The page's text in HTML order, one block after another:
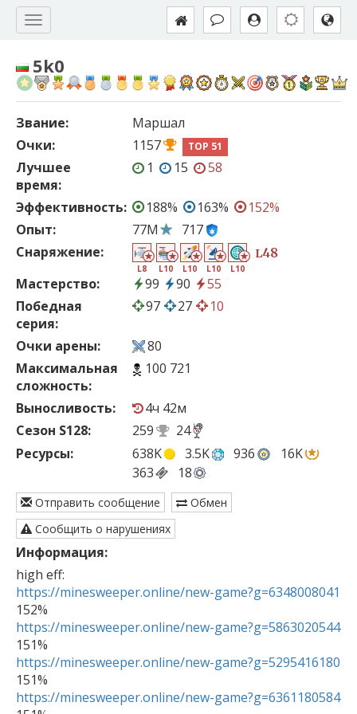
5k0
Звание:
Маршал
Очки:
1157 TOP 51
Лучшее
время:
1 15 58
Эффективность: 188% 163%
152%
Опыт:
77M
717
Снаряжение:
L8 L10 L10 L10 L10
L48
Мастерство: 99 90
55
Победная
серия:
97 27 10
Очки арены:
80
Максимальная
сложность:
100 721
Выносливость:
4ч 42м
Сезон S128:
259
24
Ресурсы:
638K 3.5K 936
16K
363
18
Отправить сообщение
Обмен
Сообщить о нарушениях
Информация:
https://minesweeper.online/new-game?g=6348008041
https://minesweeper.online/new-game?g=5863020544
https://minesweeper.online/new-game?g=5295416180
https://minesweeper.online/new-game?g=6361180584